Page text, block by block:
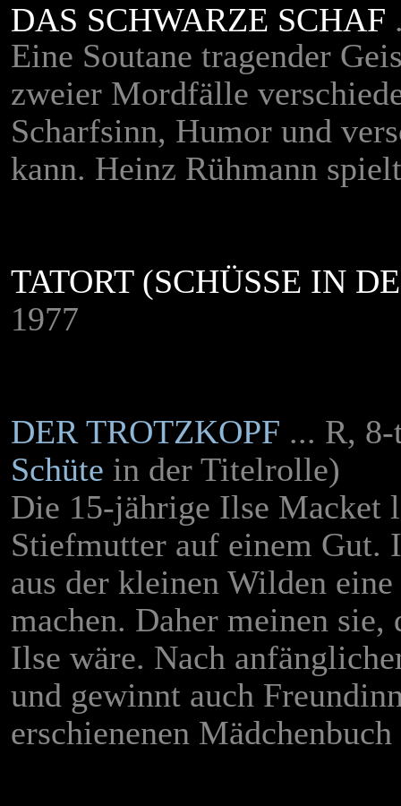
DAS SCHWARZE SCHAF
Eine Soutane tragender
zweier Mordfälle
Scharfsinn, Humor und
kann. Heinz Rühmann
TATORT (SCHÜSSE IN
1977
DER TROTZKOPF ... R,
Schüte in der Titelrolle)
Die 15-jährige Ilse Macket
Stiefmutter auf einem Gut.
aus der kleinen Wilden
machen. Daher meinen
Ilse wäre. Nach
und gewinnt auch
erschienenen